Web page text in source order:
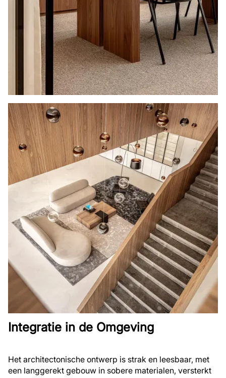
Integratie in de Omgeving
Het architectonische ontwerp is strak en leesbaar, met
een langgerekt gebouw in sobere materialen, versterkt